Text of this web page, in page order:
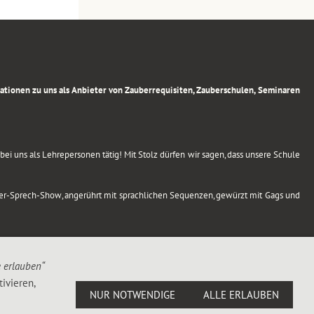
zu uns als Anbieter von Zauberrequisiten, Zauberschulen, Seminaren
uns als Lehrepersonen tätig! Mit Stolz dürfen wir sagen, dass unsere Schule
Sprech-Show, angerührt mit sprachlichen Sequenzen, gewürzt mit Gags und
erlauben“
NUR NOTWENDIGE ALLE ERLAUBEN